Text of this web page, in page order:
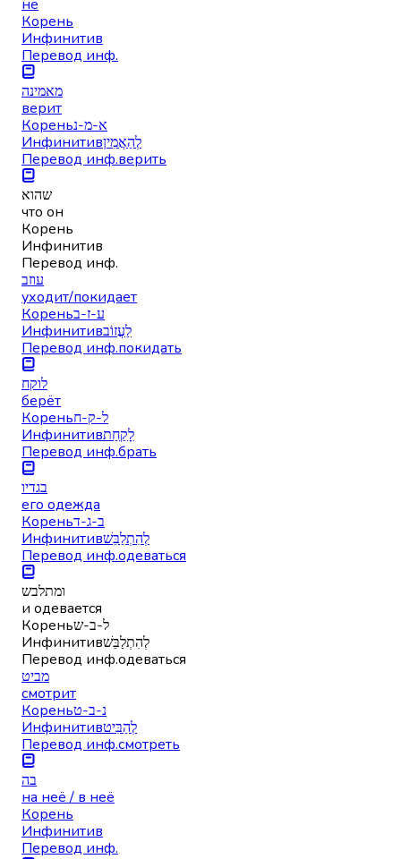
не
Корень
Инфинитив
Перевод инф.
מאמינה
верит
Кореньא-מ-נ
Инфинитивלְהַאֲמִין
Перевод инф.верить
שהוא
что он
Корень
Инфинитив
Перевод инф.
עוזב
уходит/покидает
Кореньע-ז-ב
Инфинитивלַעֲזוֹב
Перевод инф.покидать
לוקח
берёт
Кореньל-ק-ח
Инфинитивלָקַחַת
Перевод инф.брать
בגדיו
его одежда
Кореньב-ג-ד
Инфинитивלְהִתְלַבֵּשׁ
Перевод инф.одеваться
ומתלבש
и одевается
Кореньל-ב-ש
Инфинитивלְהִתְלַבֵּשׁ
Перевод инф.одеваться
מביט
смотрит
Кореньנ-ב-ט
Инфинитивלְהַבִּיט
Перевод инф.смотреть
בה
на неё / в неё
Корень
Инфинитив
Перевод инф.